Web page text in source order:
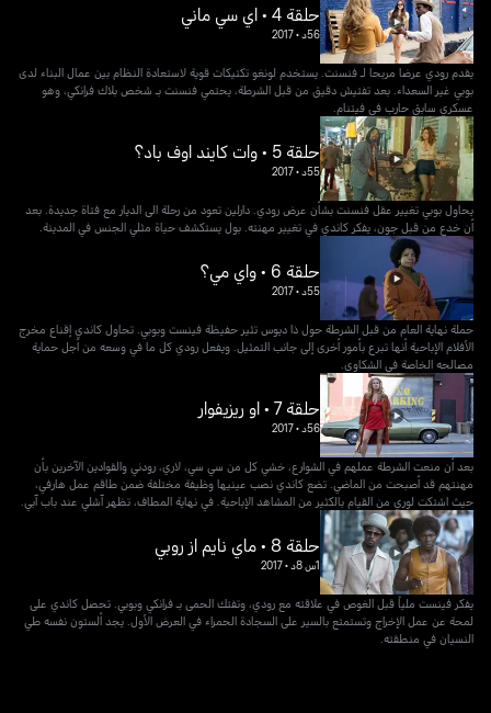
حلقة 4 • اي سي ماني
56د •
2017
يقدم رودي عرضا مربحا لـ فنسنت. يستخدم لونغو تكتيكات قوية لاستعادة النظام بين عمال البناء لدى
بوبي غير السعداء. بعد تفتيش دقيق من قبل الشرطة، يحتمي فنسنت بـ شخص بلاك فرانكي، وهو
عسكري سابق حارب في فيتنام.
حلقة 5 • وات كايند اوف باد؟
55د •
2017
يحاول بوبي تغيير عقل فنسنت بشأن عرض رودي. دارلين تعود من رحلة الى الديار مع فتاة جديدة. بعد
أن خدع من قبل جون، يفكر كاندي في تغيير مهنته. بول يستكشف حياة مثلي الجنس في المدينة.
حلقة 6 • واي مي؟
55د •
2017
حملة نهاية العام من قبل الشرطة حول ذا ديوس تثير حفيظة فينست وبوبي. تحاول كاندي إقناع مخرج
الأفلام الإباحية أنها تبرع بأمور أخرى إلى جانب التمثيل. ويفعل رودي كل ما في وسعه من أجل حماية
مصالحه الخاصة في الشكاوى.
حلقة 7 • او ريزيفوار
56د •
2017
بعد أن منعت الشرطة عملهم في الشوارع، خشي كل من سي سي، لاري، رودني والقوادين الآخرين بأن
مهنتهم قد أصبحت من الماضي. تضع كاندي نصب عينيها وظيفة مختلفة ضمن طاقم عمل هارفي،
حيث اشتكت لوري من القيام بالكثير من المشاهد الإباحية. في نهاية المطاف، تظهر آشلي عند باب آبي.
حلقة 8 • ماي نايم از روبي
1س 8د •
2017
يفكر فينست ملياً قبل الغوص في علاقته مع رودي، وتفتك الحمى بـ فرانكي وبوبي. تحصل كاندي على
لمحة عن عمل الإخراج وتستمتع بالسير على السجادة الحمراء في العرض الأول. يجد ألستون نفسه طي
النسيان في منطقته.